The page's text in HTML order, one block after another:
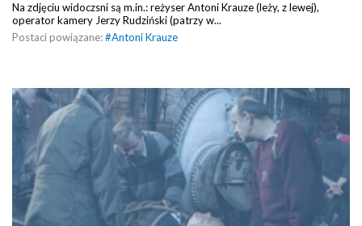
Na zdjęciu widoczsni są m.in.: reżyser Antoni Krauze (leży, z lewej),
operator kamery Jerzy Rudziński (patrzy w...
Postaci powiązane:#Antoni Krauze